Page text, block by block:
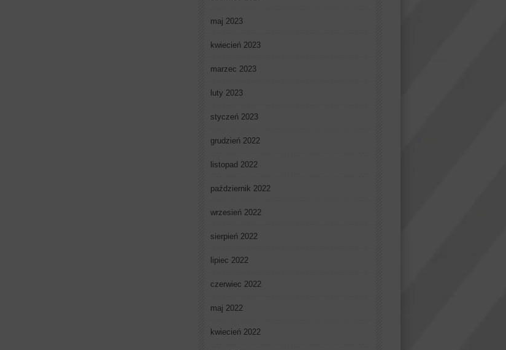
maj 2023
kwiecień 2023
marzec 2023
luty 2023
styczeń 2023
grudzień 2022
listopad 2022
październik 2022
wrzesień 2022
sierpień 2022
lipiec 2022
czerwiec 2022
maj 2022
kwiecień 2022